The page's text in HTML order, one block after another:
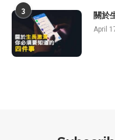
3 關於
April